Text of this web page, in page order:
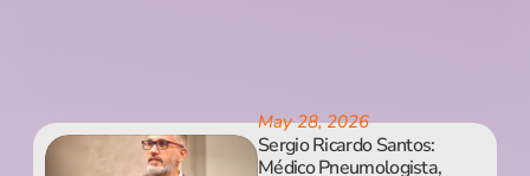
May 28, 2026
Sergio Ricardo Santos:
Médico Pneumologista,